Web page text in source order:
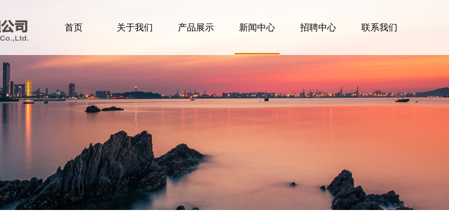
首页 关于我们
企业简介
领导致辞
企业文化
组织架构
产品展示
食品
肉类
生活用品
洗化用品
新闻中心 招聘中心 联系我们